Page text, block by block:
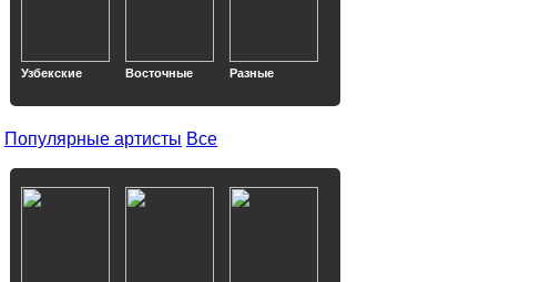
Узбекские Восточные Разные
Популярные артисты Все